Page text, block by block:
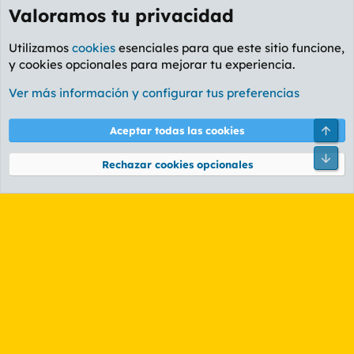
Foro General
Cookies
PL OLDSTYLE AMARILLO
Términos y reglas Política de privacidad Ayuda
Community platform by XenForo® © 2010-2026 XenForo Ltd.
Valoramos tu privacidad
Utilizamos cookies esenciales para que este sitio funcione,
y cookies opcionales para mejorar tu experiencia.
Ver más información y configurar tus preferencias
Aceptar todas las cookies
Rechazar cookies opcionales
Pie